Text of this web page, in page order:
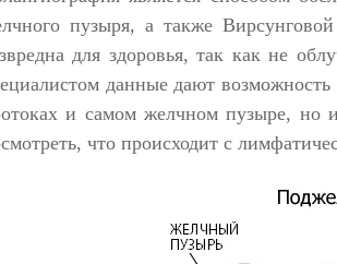
пузыря, а также
для здоровья, так как не
данные дают
и самом желчном пузыре, но
что происходит с